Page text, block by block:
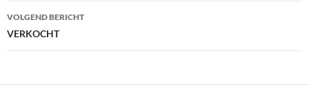
VOLGEND BERICHT
VERKOCHT